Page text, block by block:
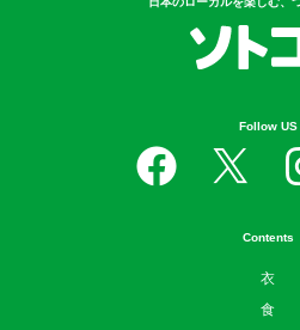
Follow US
Contents
衣
食